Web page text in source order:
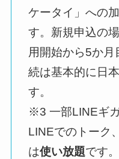
ケータイ」への
す。新規申込の
用開始から5か
続は基本的に日
す。
※3 一部LINEギ
LINEでのトーク
は使い放題です。